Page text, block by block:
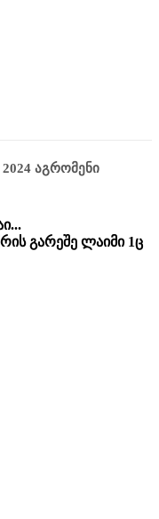
აგრომენი
გარეშე ლაიმი 1ც